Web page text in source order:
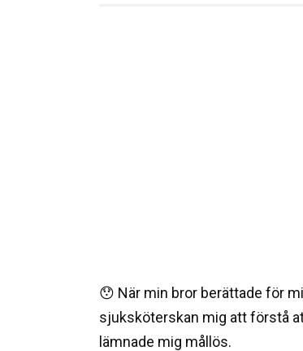
😯 När min bror berättade för
sjuksköterskan mig att förstå
lämnade mig mållös.